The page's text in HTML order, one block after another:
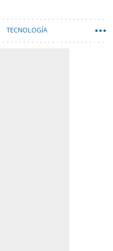
TECNOLOGÍA